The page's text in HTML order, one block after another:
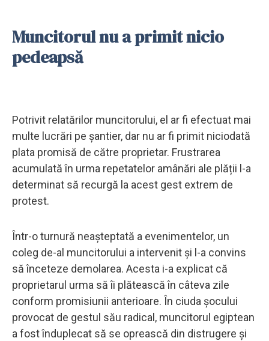
Muncitorul nu a primit nicio
pedeapsă
Potrivit relatărilor muncitorului, el ar fi efectuat mai
multe lucrări pe șantier, dar nu ar fi primit niciodată
plata promisă de către proprietar. Frustrarea
acumulată în urma repetatelor amânări ale plății l-a
determinat să recurgă la acest gest extrem de
protest.
Într-o turnură neașteptată a evenimentelor, un
coleg de-al muncitorului a intervenit și l-a convins
să înceteze demolarea. Acesta i-a explicat că
proprietarul urma să îi plătească în câteva zile
conform promisiunii anterioare. În ciuda șocului
provocat de gestul său radical, muncitorul egiptean
a fost înduplecat să se oprească din distrugere și